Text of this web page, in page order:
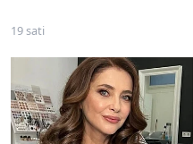
19 sati